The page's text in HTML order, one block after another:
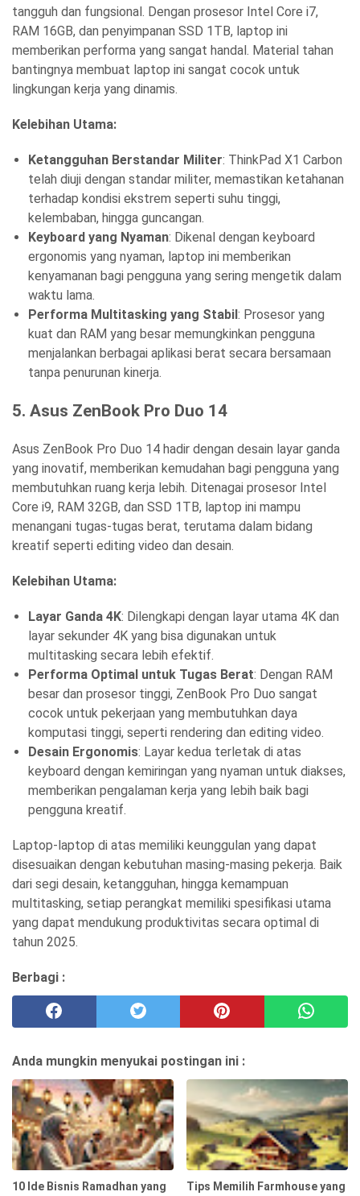
tangguh dan fungsional. Dengan prosesor Intel Core i7,
RAM 16GB, dan penyimpanan SSD 1TB, laptop ini
memberikan performa yang sangat handal. Material tahan
bantingnya membuat laptop ini sangat cocok untuk
lingkungan kerja yang dinamis.
Kelebihan Utama:
Ketangguhan Berstandar Militer: ThinkPad X1 Carbon
telah diuji dengan standar militer, memastikan ketahanan
terhadap kondisi ekstrem seperti suhu tinggi,
kelembaban, hingga guncangan.
Keyboard yang Nyaman: Dikenal dengan keyboard
ergonomis yang nyaman, laptop ini memberikan
kenyamanan bagi pengguna yang sering mengetik dalam
waktu lama.
Performa Multitasking yang Stabil : Prosesor yang
kuat dan RAM yang besar memungkinkan pengguna
menjalankan berbagai aplikasi berat secara bersamaan
tanpa penurunan kinerja.
5. Asus ZenBook Pro Duo 14
Asus ZenBook Pro Duo 14 hadir dengan desain layar ganda
yang inovatif, memberikan kemudahan bagi pengguna yang
membutuhkan ruang kerja lebih. Ditenagai prosesor Intel
Core i9, RAM 32GB, dan SSD 1TB, laptop ini mampu
menangani tugas-tugas berat, terutama dalam bidang
kreatif seperti editing video dan desain.
Kelebihan Utama:
Layar Ganda 4K: Dilengkapi dengan layar utama 4K dan
layar sekunder 4K yang bisa digunakan untuk
multitasking secara lebih efektif.
Performa Optimal untuk Tugas Berat: Dengan RAM
besar dan prosesor tinggi, ZenBook Pro Duo sangat
cocok untuk pekerjaan yang membutuhkan daya
komputasi tinggi, seperti rendering dan editing video.
Desain Ergonomis: Layar kedua terletak di atas
keyboard dengan kemiringan yang nyaman untuk diakses,
memberikan pengalaman kerja yang lebih baik bagi
pengguna kreatif.
Laptop-laptop di atas memiliki keunggulan yang dapat
disesuaikan dengan kebutuhan masing-masing pekerja. Baik
dari segi desain, ketangguhan, hingga kemampuan
multitasking, setiap perangkat memiliki spesifikasi utama
yang dapat mendukung produktivitas secara optimal di
tahun 2025.
Berbagi :
Anda mungkin menyukai postingan ini :
10 Ide Bisnis Ramadhan yang
Tips Memilih Farmhouse yang